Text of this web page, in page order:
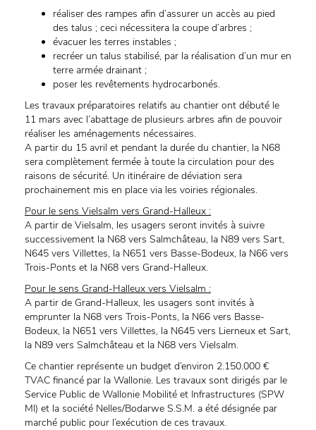
réaliser des rampes afin d’assurer un accès au pied
des talus ; ceci nécessitera la coupe d’arbres ;
évacuer les terres instables ;
recréer un talus stabilisé, par la réalisation d’un mur en
terre armée drainant ;
poser les revêtements hydrocarbonés.
Les travaux préparatoires relatifs au chantier ont débuté le
11 mars avec l’abattage de plusieurs arbres afin de pouvoir
réaliser les aménagements nécessaires.
A partir du 15 avril et pendant la durée du chantier, la N68
sera complètement fermée à toute la circulation pour des
raisons de sécurité. Un itinéraire de déviation sera
prochainement mis en place via les voiries régionales.
Pour le sens Vielsalm vers Grand-Halleux :
A partir de Vielsalm, les usagers seront invités à suivre
successivement la N68 vers Salmchâteau, la N89 vers Sart,
N645 vers Villettes, la N651 vers Basse-Bodeux, la N66 vers
Trois-Ponts et la N68 vers Grand-Halleux.
Pour le sens Grand-Halleux vers Vielsalm :
A partir de Grand-Halleux, les usagers sont invités à
emprunter la N68 vers Trois-Ponts, la N66 vers Basse-
Bodeux, la N651 vers Villettes, la N645 vers Lierneux et Sart,
la N89 vers Salmchâteau et la N68 vers Vielsalm.
Ce chantier représente un budget d’environ 2.150.000 €
TVAC financé par la Wallonie. Les travaux sont dirigés par le
Service Public de Wallonie Mobilité et Infrastructures (SPW
MI) et la société Nelles/Bodarwe S.S.M. a été désignée par
marché public pour l’exécution de ces travaux.